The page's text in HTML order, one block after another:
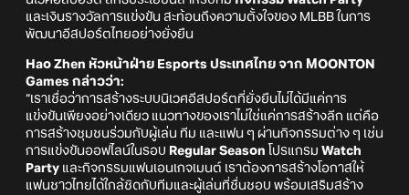
และเงินรางวัลการแข่งขัน สะท้อนถึงความตั้งใจของ MLBB ในการ
พัฒนาอีสปอร์ตไทยอย่างยั่งยืน
Hao Zhen หัวหน้าฝ่าย Esports ประเทศไทย จาก MOONTON
Games กล่าวว่า:
“เราเชื่อว่าการสร้างระบบนิเวศอีสปอร์ตที่ยั่งยืนไม่ได้มีแค่การ
แข่งขันเพียงอย่างเดียว แนวทางของเราไม่ใช่แค่การสร้างลีก แต่คือ
การสร้างชุมชนร่วมกับผู้เล่น ทีม และแฟน ๆ ผ่านกิจกรรมต่าง ๆ เช่น
การแข่งขันออฟไลน์ในรอบ Regular Season โปรแกรม Watch
Party และกิจกรรมแฟนเอนเกจเมนต์ เราต้องการสร้างโอกาสให้
แฟนชาวไทยได้ใกล้ชิดกับทีมและผู้เล่นที่ชื่นชอบ พร้อมเสริมสร้าง